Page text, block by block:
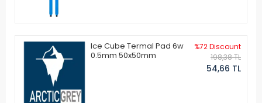
Ice Cube Termal Pad 6w
0.5mm 50x50mm
%72 Discount
198,38 TL
54,66 TL